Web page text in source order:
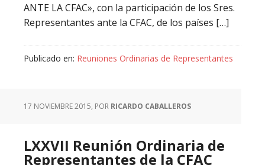
ANTE LA CFAC», con la participación de los Sres.
Representantes ante la CFAC, de los países […]
Publicado en: Reuniones Ordinarias de Representantes
17 NOVIEMBRE 2015, POR RICARDO CABALLEROS
LXXVII Reunión Ordinaria de
Representantes de la CFAC